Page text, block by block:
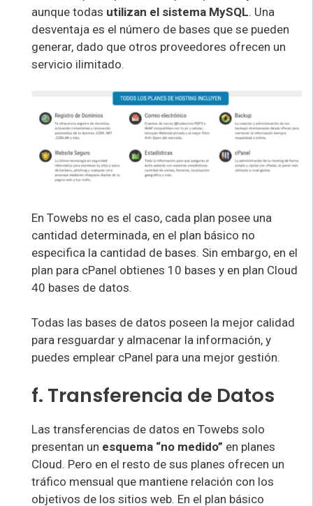
aunque todas utilizan el sistema MySQL. Una
desventaja es el número de bases que se pueden
generar, dado que otros proveedores ofrecen un
servicio ilimitado.
En Towebs no es el caso, cada plan posee una
cantidad determinada, en el plan básico no
especifica la cantidad de bases. Sin embargo, en el
plan para cPanel obtienes 10 bases y en plan Cloud
40 bases de datos.
Todas las bases de datos poseen la mejor calidad
para resguardar y almacenar la información, y
puedes emplear cPanel para una mejor gestión.
f. Transferencia de Datos
Las transferencias de datos en Towebs solo
presentan un esquema “no medido” en planes
Cloud. Pero en el resto de sus planes ofrecen un
tráfico mensual que mantiene relación con los
objetivos de los sitios web. En el plan básico